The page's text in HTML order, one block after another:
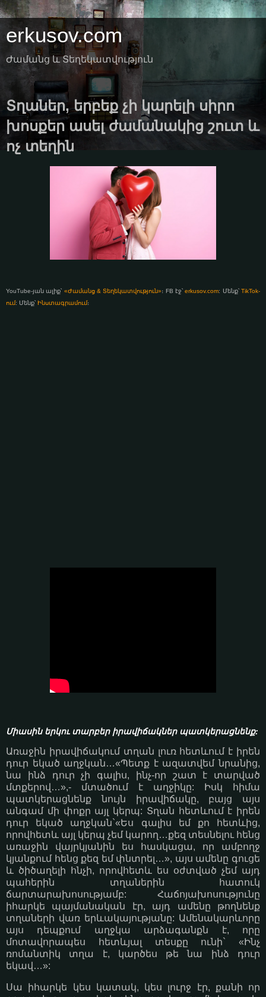
erkusov.com
Ժամանց և Տեղեկատվություն
Տղաներ, երբեք չի կարելի սիրո
խոսքեր ասել ժամանակից շուտ և
ոչ տեղին
YouTube-յան ալիք՝ «Ժամանց & Տեղեկատվություն»։ FB էջ՝erkusov.com: Մենք՝TikTok-
ում: Մենք՝ Ինստագրամում։
Միասին երկու տարբեր իրավիճակներ պատկերացնենք:
Առաջին իրավիճակում տղան լուռ հետևում է իրեն
դուր եկած աղջկան…«Պետք է ազատվեմ նրանից,
նա ինձ դուր չի գալիս, ինչ-որ շատ է տարված
մտքերով…»,- մտածում է աղջիկը: Իսկ հիմա
պատկերացնենք նույն իրավիճակը, բայց այս
անգամ մի փոքր այլ կերպ: Տղան հետևում է իրեն
դուր եկած աղջկան`«Ես գալիս եմ քո հետևից,
որովհետև այլ կերպ չեմ կարող…քեզ տեսնելու հենց
առաջին վայրկյանին ես հասկացա, որ ամբողջ
կյանքում հենց քեզ եմ փնտրել…», այս ամենը գուցե
և ծիծաղելի հնչի, որովհետև ես օժտված չեմ այդ
պահերին տղաներին հատուկ
ճարտարախոսությամբ: Հաճոյախոսությունը
իհարկե պայմանական էր, այդ ամենը թողնենք
տղաների վառ երևակայությանը: Ամենակարևորը
այս դեպքում աղջկա արձագանքն է, որը
մոտավորապես հետևյալ տեսքը ունի` «Ինչ
ռոմանտիկ տղա է, կարծես թե նա ինձ դուր
եկավ…»:
Սա իհարկե կես կատակ, կես լուրջ էր, քանի որ